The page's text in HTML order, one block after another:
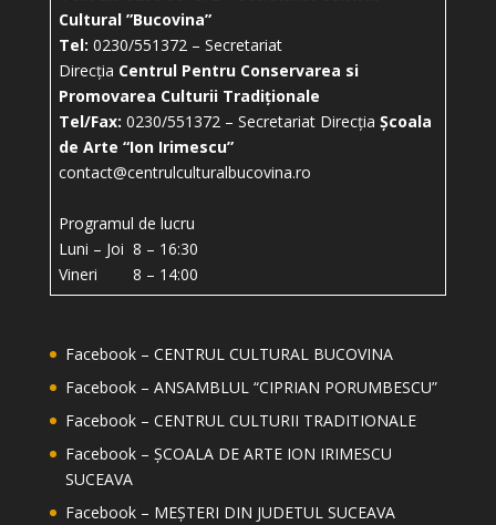
Cultural ”Bucovina”
Tel: 0230/551372 – Secretariat
Direcția Centrul Pentru Conservarea si
Promovarea Culturii Tradiționale
Tel/Fax: 0230/551372 – Secretariat Direcția Școala
de Arte “Ion Irimescu”
contact@centrulculturalbucovina.ro
Programul de lucru
Luni – Joi 8 – 16:30
Vineri 8 – 14:00
Facebook – CENTRUL CULTURAL BUCOVINA
Facebook – ANSAMBLUL “CIPRIAN PORUMBESCU”
Facebook – CENTRUL CULTURII TRADITIONALE
Facebook – ȘCOALA DE ARTE ION IRIMESCU
SUCEAVA
Facebook – MEȘTERI DIN JUDETUL SUCEAVA